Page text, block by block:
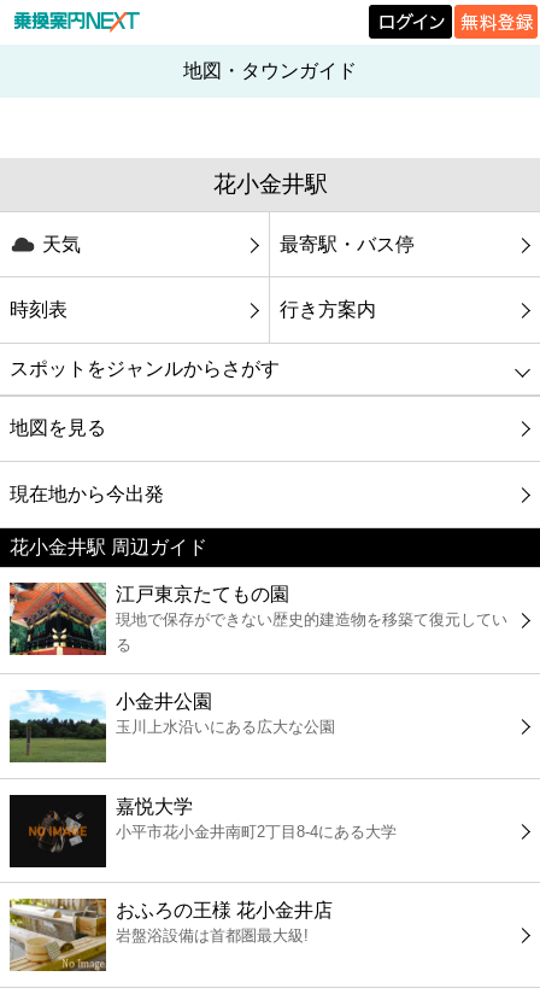
地図・タウンガイド
花小金井駅
天気 最寄駅・バス停
時刻表 行き方案内
スポットをジャンルからさがす
グルメ
映画
美容
コンビニ
薬局
スーパー
エンタメ
レジャー
書店
地図を見る
現在地から今出発
花小金井駅 周辺ガイド
江戸東京たてもの園
現地で保存ができない歴史的建造物を移築て復元してい
る
小金井公園
玉川上水沿いにある広大な公園
嘉悦大学
小平市花小金井南町2丁目8-4にある大学
おふろの王様 花小金井店
岩盤浴設備は首都圏最大級!